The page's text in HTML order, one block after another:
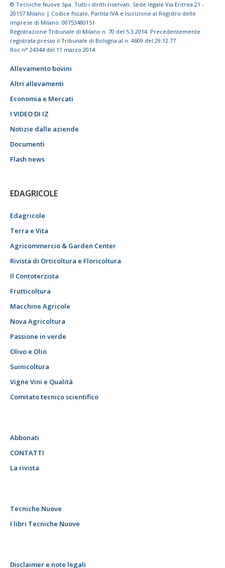
© Tecniche Nuove Spa. Tutti i diritti riservati. Sede legale Via Eritrea 21 -
20157 Milano | Codice fiscale, Partita IVA e Iscrizione al Registro delle
imprese di Milano: 00753480151
Registrazione Tribunale di Milano n. 70 del 5.3.2014. Precedentemente
registrata presso il Tribunale di Bologna al n. 4609 del 29.12.77
Roc n° 24344 del 11 marzo 2014
Allevamento bovini
Altri allevamenti
Economia e Mercati
I VIDEO DI IZ
Notizie dalle aziende
Documenti
Flash news
EDAGRICOLE
Edagricole
Terra e Vita
Agricommercio & Garden Center
Rivista di Orticoltura e Floricoltura
Il Contoterzista
Frutticoltura
Macchine Agricole
Nova Agricoltura
Passione in verde
Olivo e Olio
Suinicoltura
Vigne Vini e Qualità
Comitato tecnico scientifico
Abbonati
CONTATTI
La rivista
Tecniche Nuove
I libri Tecniche Nuove
Disclaimer e note legali